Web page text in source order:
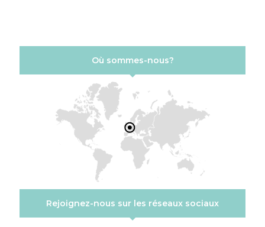
Où sommes-nous?
Rejoignez-nous sur les réseaux sociaux